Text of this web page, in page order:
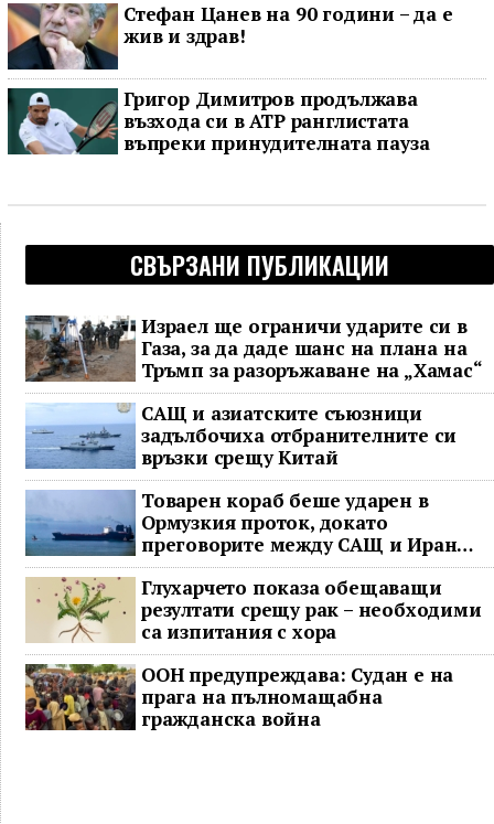
Стефан Цанев на 90 години – да е
жив и здрав!
Григор Димитров продължава
възхода си в ATP ранглистата
въпреки принудителната пауза
СВЪРЗАНИ ПУБЛИКАЦИИ
Израел ще ограничи ударите си в
Газа, за да даде шанс на плана на
Тръмп за разоръжаване на „Хамас“
САЩ и азиатските съюзници
задълбочиха отбранителните си
връзки срещу Китай
Товарен кораб беше ударен в
Ормузкия проток, докато
преговорите между САЩ и Иран
останаха в безизходица
Глухарчето показа обещаващи
резултати срещу рак – необходими
са изпитания с хора
ООН предупреждава: Судан е на
прага на пълномащабна
гражданска война